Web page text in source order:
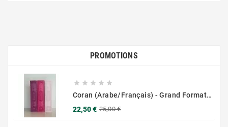
PROMOTIONS
    
Coran (Arabe/Français) - Grand Format 17x25 - Couverture Daim - Pages Dorées
22,50 € 25,00 €